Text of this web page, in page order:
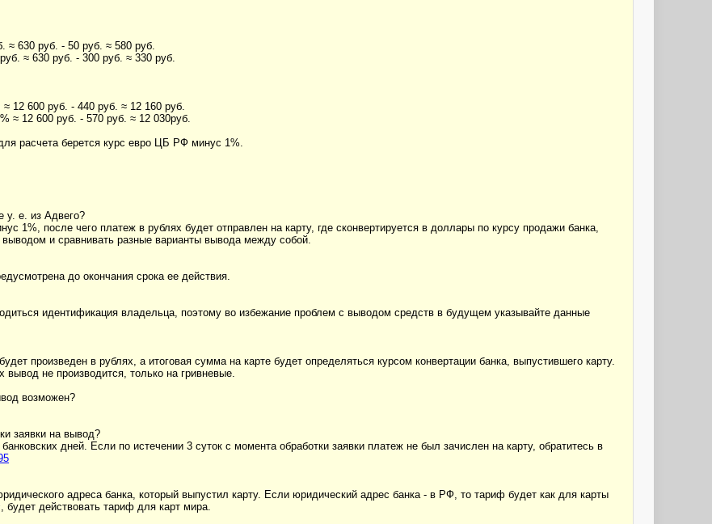
630 руб. - 50 руб. ≈ 580 руб.
≈ 630 руб. - 300 руб. ≈ 330 руб.
12 600 руб. - 440 руб. ≈ 12 160 руб.
≈ 12 600 руб. - 570 руб. ≈ 12 030руб.
расчета берется курс евро ЦБ РФ минус 1%.
у. е. из Адвего?
1%, после чего платеж в рублях будет отправлен на карту, где сконвертируется в доллары по курсу продажи банка,
и сравнивать разные варианты вывода между собой.
до окончания срока ее действия.
идентификация владельца, поэтому во избежание проблем с выводом средств в будущем указывайте данные
произведен в рублях, а итоговая сумма на карте будет определяться курсом конвертации банка, выпустившего карту.
не производится, только на гривневые.
возможен?
заявки на вывод?
дней. Если по истечении 3 суток с момента обработки заявки платеж не был зачислен на карту, обратитесь в
адреса банка, который выпустил карту. Если юридический адрес банка - в РФ, то тариф будет как для карты
действовать тариф для карт мира.